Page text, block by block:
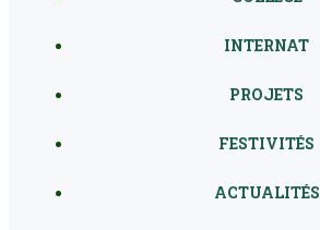
INTERNAT
PROJETS
FESTIVITÉS
ACTUALITÉS